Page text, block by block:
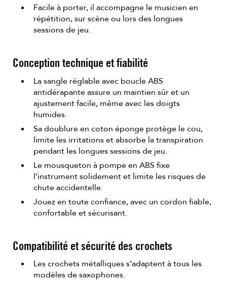
Facile à porter, il accompagne le musicien en
répétition, sur scène ou lors des longues
sessions de jeu.
Conception technique et fiabilité
La sangle réglable avec boucle ABS
antidérapante assure un maintien sûr et un
ajustement facile, même avec les doigts
humides.
Sa doublure en coton éponge protège le cou,
limite les irritations et absorbe la transpiration
pendant les longues sessions de jeu.
Le mousqueton à pompe en ABS fixe
l’instrument solidement et limite les risques de
chute accidentelle.
Jouez en toute confiance, avec un cordon fiable,
confortable et sécurisant.
Compatibilité et sécurité des crochets
Les crochets métalliques s’adaptent à tous les
modèles de saxophones.